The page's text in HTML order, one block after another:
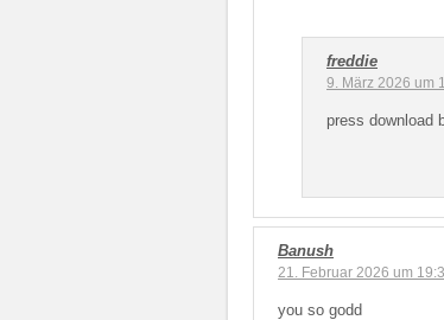
freddie
9. März 2026 um
press download
Banush
21. Februar 2026 um
you so godd